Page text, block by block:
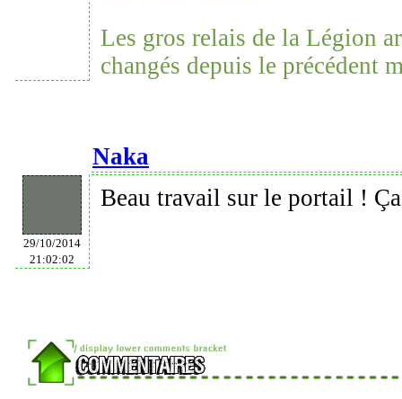
Les gros relais de la Légion
changés depuis le précédent
Naka
29/10/2014
21:02:02
Beau travail sur le portail !